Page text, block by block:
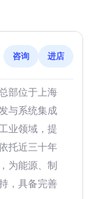
咨询 进店
部位于上海
与系统集成
业领域，提
托近三十年
为能源、制
，具备完善